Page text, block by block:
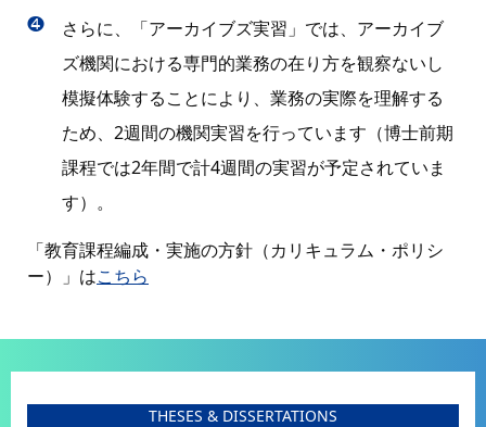
❹
さらに、「アーカイブズ実習」では、アーカイブ
ズ機関における専門的業務の在り方を観察ないし
模擬体験することにより、業務の実際を理解する
ため、2週間の機関実習を行っています（博士前期
課程では2年間で計4週間の実習が予定されていま
す）。
「教育課程編成・実施の方針（カリキュラム・ポリシ
ー）」はこちら
THESES & DISSERTATIONS